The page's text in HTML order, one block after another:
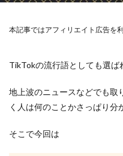
本記事ではアフィリエイト広告を
TikTokの流行語としても選ば
地上波のニュースなどでも取
く人は何のことかさっぱり分
そこで今回は